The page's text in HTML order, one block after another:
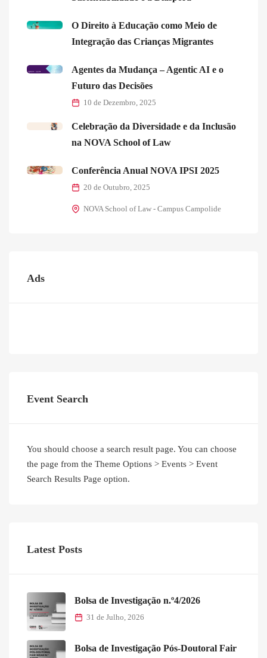
O Direito à Educação como Meio de
Integração das Crianças Migrantes
Agentes da Mudança – Agentic AI e o
Futuro das Decisões
10 de Dezembro, 2025
Celebração da Diversidade e da Inclusão
na NOVA School of Law
Conferência Anual NOVA IPSI 2025
20 de Outubro, 2025
NOVA School of Law - Campus Campolide
Ads
Event Search
You should choose a search result page. You can choose
the page from the Theme Options > Events > Event
Search Results Page option.
Latest Posts
Bolsa de Investigação n.º4/2026
31 de Julho, 2026
Bolsa de Investigação Pós-Doutoral Fair